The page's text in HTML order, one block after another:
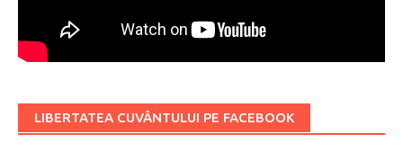
LIBERTATEA CUVÂNTULUI PE FACEBOOK